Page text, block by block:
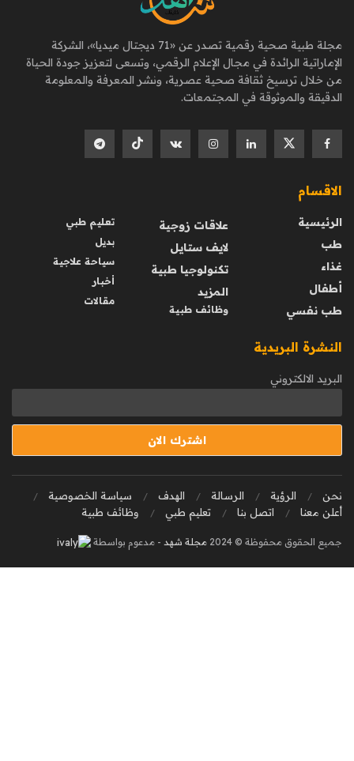
مجلة طبية صحية رقمية تصدر عن «71 ديجتال ميديا»، الشركة
الإماراتية الرائدة في مجال الإعلام الرقمي، وتسعى لتعزيز جودة الحياة
من خلال ترسيخ ثقافة صحية عصرية، ونشر المعرفة والمعلومة
الدقيقة والموثوقة في المجتمعات.
الاقسام
الرئيسية
طب
غذاء
أطفال
طب نفسي
علاقات زوجية
لايف ستايل
تكنولوجيا طبية
المزيد
وظائف طبية
تعليم طبي
بديل
سياحة علاجية
أخبار
مقالات
النشرة البريدية
البريد الالكتروني
نحن الرؤية الرسالة الهدف
سياسة الخصوصية
أعلن معنا
اتصل بنا تعليم طبي وظائف طبية
جميع الحقوق محفوظة © 2024 مجلة شهد - مدعوم بواسطة